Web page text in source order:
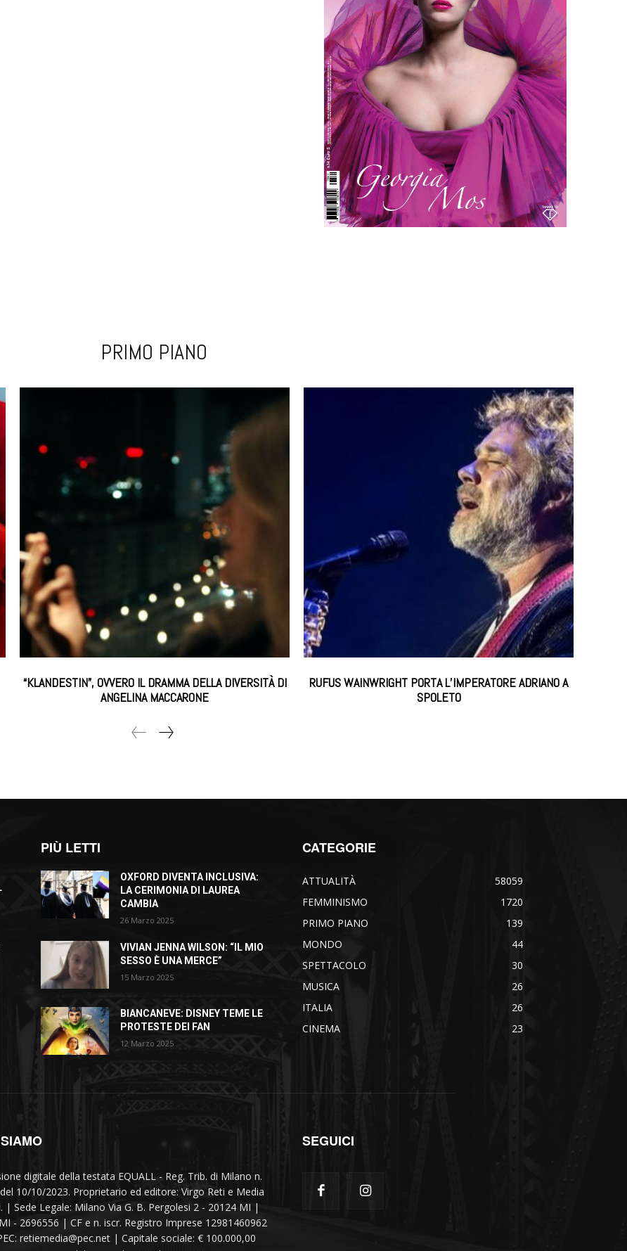
PRIMO PIANO
“KLANDESTIN”, OVVERO IL DRAMMA DELLA DIVERSITÀ DI
ANGELINA MACCARONE
RUFUS WAINWRIGHT PORTA L’IMPERATORE ADRIANO A
SPOLETO
PIÙ LETTI
OXFORD DIVENTA INCLUSIVA:
LA CERIMONIA DI LAUREA
CAMBIA
26 Marzo 2025
VIVIAN JENNA WILSON: “IL MIO
SESSO È UNA MERCE”
15 Marzo 2025
BIANCANEVE: DISNEY TEME LE
PROTESTE DEI FAN
12 Marzo 2025
CATEGORIE
ATTUALITÀ
58059
FEMMINISMO
1720
PRIMO PIANO
139
MONDO
44
SPETTACOLO
30
MUSICA
26
ITALIA
26
CINEMA
23
digitale della testata EQUALL - Reg. Trib. di Milano n.
10/10/2023. Proprietario ed editore: Virgo Reti e Media
| Sede Legale: Milano Via G. B. Pergolesi 2 - 20124 MI |
- 2696556 | CF e n. iscr. Registro Imprese 12981460962
retiemedia@pec.net | Capitale sociale: € 100.000,00
SEGUICI